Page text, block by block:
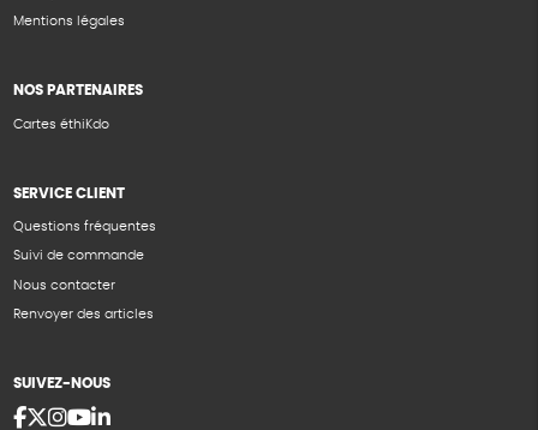
Mentions légales
NOS PARTENAIRES
Cartes éthiKdo
SERVICE CLIENT
Questions fréquentes
Suivi de commande
Nous contacter
Renvoyer des articles
SUIVEZ-NOUS